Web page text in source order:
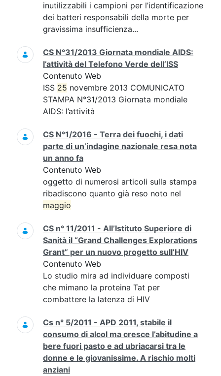
inutilizzabili i campioni per l’identificazione
dei batteri responsabili della morte per
gravissima insufficienza...
CS N°31/2013 Giornata mondiale AIDS:
l’attività del Telefono Verde dell’ISS
Contenuto Web
ISS 25 novembre 2013 COMUNICATO
STAMPA N°31/2013 Giornata mondiale
AIDS: l’attività
CS N°1/2016 - Terra dei fuochi, i dati
parte di un’indagine nazionale resa nota
un anno fa
Contenuto Web
oggetto di numerosi articoli sulla stampa
ribadiscono quanto già reso noto nel
maggio
CS n° 11/2011 - All’Istituto Superiore di
Sanità il “Grand Challenges Explorations
Grant” per un nuovo progetto sull’HIV
Contenuto Web
Lo studio mira ad individuare composti
che mimano la proteina Tat per
combattere la latenza di HIV
Cs n° 5/2011 - APD 2011, stabile il
consumo di alcol ma cresce l’abitudine a
bere fuori pasto e ad ubriacarsi tra le
donne e le giovanissime. A rischio molti
anziani